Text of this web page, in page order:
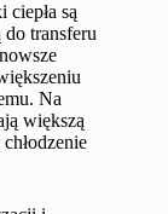
są
do transferu
Na
większą